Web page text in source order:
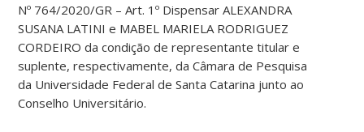
Nº 764/2020/GR – Art. 1º Dispensar ALEXANDRA
SUSANA LATINI e MABEL MARIELA RODRIGUEZ
CORDEIRO da condição de representante titular e
suplente, respectivamente, da Câmara de Pesquisa
da Universidade Federal de Santa Catarina junto ao
Conselho Universitário.